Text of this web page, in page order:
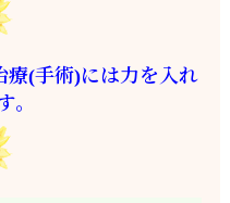
療(手術)には力を入れ
。